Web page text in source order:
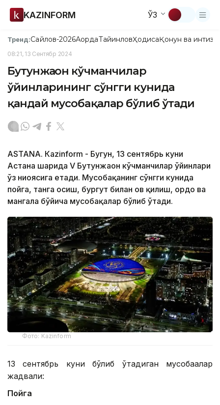
KAZINFORM ЎЗ
Тренд:Сайлов-2026АқордаТайинловҲодисаҚонун ва
08:21, 13 Сентябр 2024
Бутунжаҳон кўчманчилар
ўйинларининг сўнгги кунида
қандай мусобақалар бўлиб ўтади
ASTANА. Кazinform - Бугун, 13 сентябрь куни
Астана шаҳрида V Бутунжаҳон кўчманчилар ўйинлари
ўз ниҳоясига етади. Мусобақанинг сўнгги кунида
пойга, танга осиш, бургут билан ов қилиш, ордо ва
мангала бўйича мусобақалар бўлиб ўтади.
Фото: Kazinform
13 сентябрь куни бўлиб ўтадиган мусобақалар
жадвали:
Пойга